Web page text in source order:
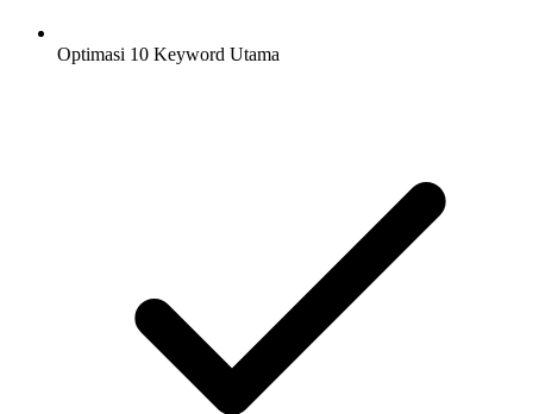
Optimasi 10 Keyword Utama